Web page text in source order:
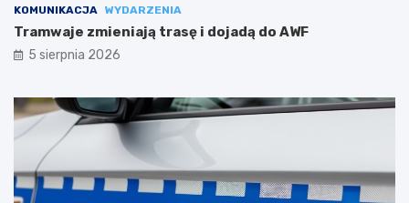
KOMUNIKACJA WYDARZENIA
Tramwaje zmieniają trasę i dojadą do AWF
5 sierpnia 2026